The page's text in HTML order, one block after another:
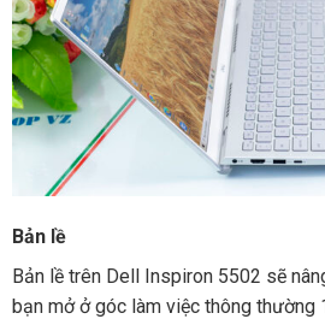
Bản lề
Bản lề trên Dell Inspiron 5502 sẽ
bạn mở ở góc làm việc thông thường